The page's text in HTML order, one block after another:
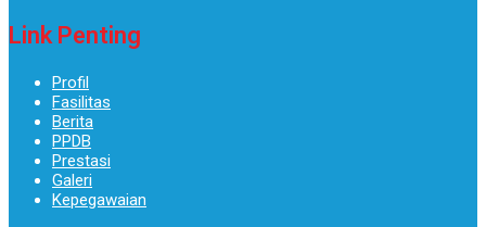
Link Penting
Profil
Fasilitas
Berita
PPDB
Prestasi
Galeri
Kepegawaian